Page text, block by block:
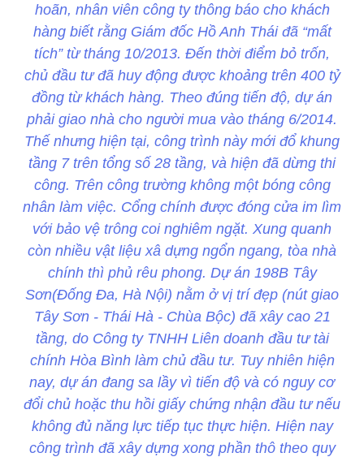
hoãn, nhân viên công ty thông báo cho khách
hàng biết rằng Giám đốc Hồ Anh Thái đã “mất
tích” từ tháng 10/2013. Đến thời điểm bỏ trốn,
chủ đầu tư đã huy động được khoảng trên 400 tỷ
đồng từ khách hàng. Theo đúng tiến độ, dự án
phải giao nhà cho người mua vào tháng 6/2014.
Thế nhưng hiện tại, công trình này mới đổ khung
tầng 7 trên tổng số 28 tầng, và hiện đã dừng thi
công. Trên công trường không một bóng công
nhân làm việc. Cổng chính được đóng cửa im lìm
với bảo vệ trông coi nghiêm ngặt. Xung quanh
còn nhiều vật liệu xâ dựng ngổn ngang, tòa nhà
chính thì phủ rêu phong. Dự án 198B Tây
Sơn(Đống Đa, Hà Nội) nằm ở vị trí đẹp (nút giao
Tây Sơn - Thái Hà - Chùa Bộc) đã xây cao 21
tầng, do Công ty TNHH Liên doanh đầu tư tài
chính Hòa Bình làm chủ đầu tư. Tuy nhiên hiện
nay, dự án đang sa lầy vì tiến độ và có nguy cơ
đổi chủ hoặc thu hồi giấy chứng nhận đầu tư nếu
không đủ năng lực tiếp tục thực hiện. Hiện nay
công trình đã xây dựng xong phần thô theo quy